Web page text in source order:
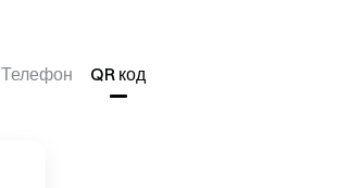
Телефон QR код